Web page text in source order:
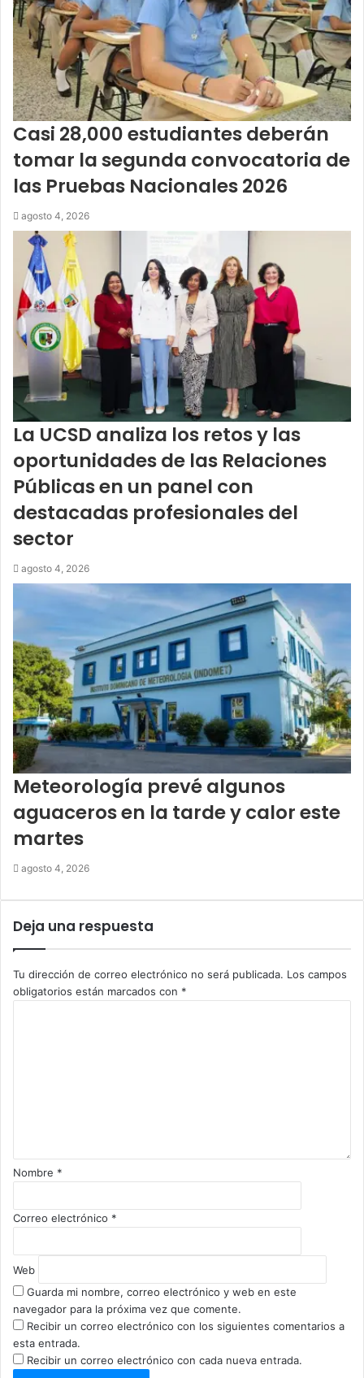
Casi 28,000 estudiantes deberán
tomar la segunda convocatoria de
las Pruebas Nacionales 2026
agosto 4, 2026
La UCSD analiza los retos y las
oportunidades de las Relaciones
Públicas en un panel con
destacadas profesionales del
sector
agosto 4, 2026
Meteorología prevé algunos
aguaceros en la tarde y calor este
martes
agosto 4, 2026
Deja una respuesta
Tu dirección de correo electrónico no será publicada. Los campos
obligatorios están marcados con *
o
*
Nombre *
Correo electrónico *
Web
Guarda mi nombre, correo electrónico y web en este
navegador para la próxima vez que comente.
Recibir un correo electrónico con los siguientes comentarios a
esta entrada.
Recibir un correo electrónico con cada nueva entrada.